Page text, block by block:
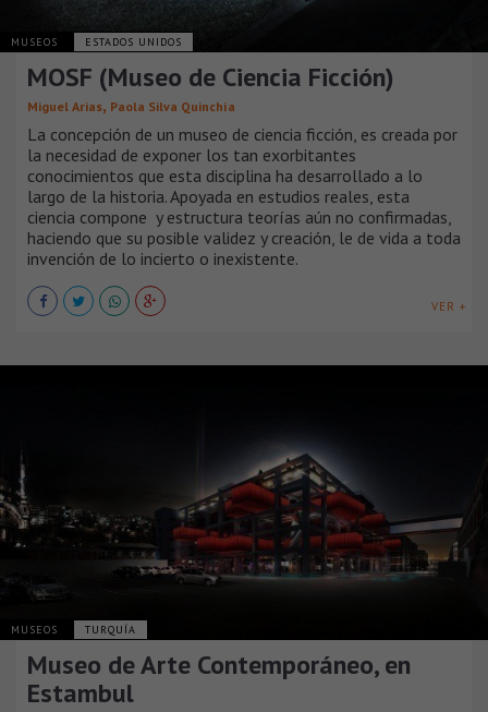
MUSEOS ESTADOS UNIDOS
MOSF (Museo de Ciencia Ficción)
Miguel Arias, Paola Silva Quinchía
La concepción de un museo de ciencia ficción, es creada por
la necesidad de exponer los tan exorbitantes
conocimientos que esta disciplina ha desarrollado a lo
largo de la historia. Apoyada en estudios reales, esta
ciencia compone y estructura teorías aún no confirmadas,
haciendo que su posible validez y creación, le de vida a toda
invención de lo incierto o inexistente.
VER +
MUSEOS TURQUÍA
Museo de Arte Contemporáneo, en
Estambul